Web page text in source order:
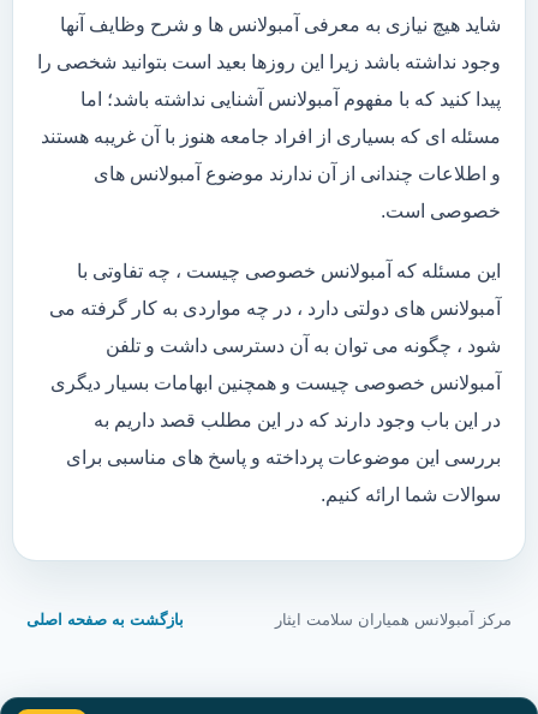
شاید هیچ نیازی به معرفی آمبولانس ها و شرح وظایف آنها
وجود نداشته باشد زیرا این روزها بعید است بتوانید شخصی را
پیدا کنید که با مفهوم آمبولانس آشنایی نداشته باشد؛ اما
مسئله ای که بسیاری از افراد جامعه هنوز با آن غریبه هستند
و اطلاعات چندانی از آن ندارند موضوع آمبولانس های
خصوصی است.
این مسئله که آمبولانس خصوصی چیست ، چه تفاوتی با
آمبولانس های دولتی دارد ، در چه مواردی به کار گرفته می
شود ، چگونه می توان به آن دسترسی داشت و تلفن
آمبولانس خصوصی چیست و همچنین ابهامات بسیار دیگری
در این باب وجود دارند که در این مطلب قصد داریم به
بررسی این موضوعات پرداخته و پاسخ های مناسبی برای
سوالات شما ارائه کنیم.
مرکز آمبولانس همیاران سلامت ایثار بازگشت به صفحه اصلی